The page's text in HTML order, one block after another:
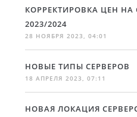
КОРРЕКТИРОВКА ЦЕН НА
2023/2024
28 НОЯБРЯ 2023, 04:01
НОВЫЕ ТИПЫ СЕРВЕРОВ
18 АПРЕЛЯ 2023, 07:11
НОВАЯ ЛОКАЦИЯ